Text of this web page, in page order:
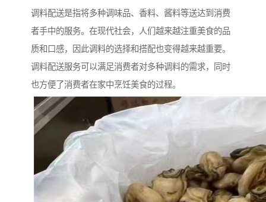
调料配送是指将多种调味品、香料、酱料等送达到消费
者手中的服务。在现代社会，人们越来越注重美食的品
质和口感，因此调料的选择和搭配也变得越来越重要。
调料配送服务可以满足消费者对多种调料的需求，同时
也方便了消费者在家中烹饪美食的过程。